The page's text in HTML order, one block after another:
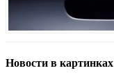
Новости в картинках